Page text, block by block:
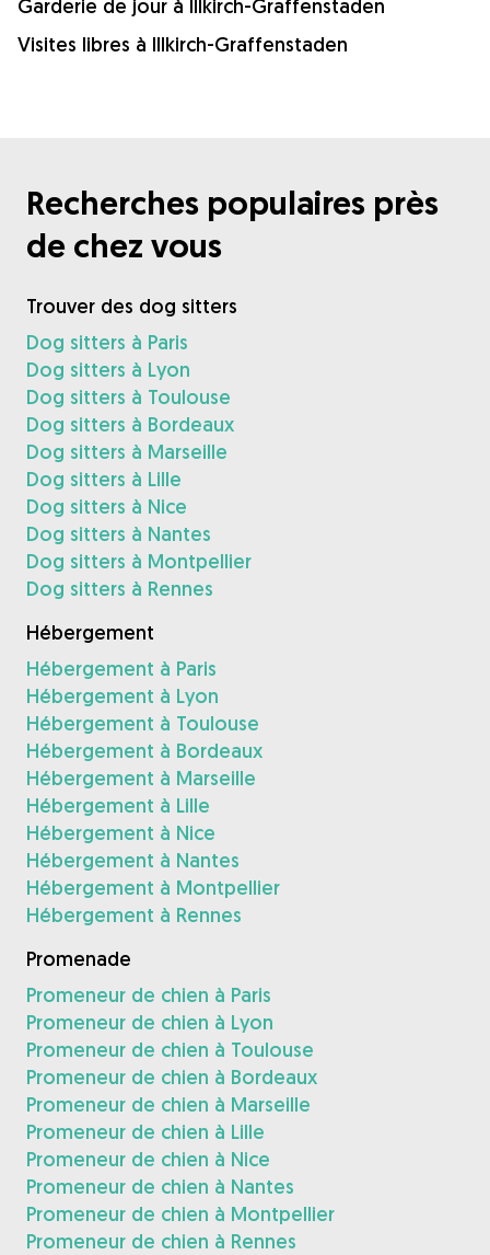
Garderie de jour à Illkirch-Graffenstaden
Visites libres à Illkirch-Graffenstaden
Recherches populaires près
de chez vous
Trouver des dog sitters
Dog sitters à Paris
Dog sitters à Lyon
Dog sitters à Toulouse
Dog sitters à Bordeaux
Dog sitters à Marseille
Dog sitters à Lille
Dog sitters à Nice
Dog sitters à Nantes
Dog sitters à Montpellier
Dog sitters à Rennes
Hébergement
Hébergement à Paris
Hébergement à Lyon
Hébergement à Toulouse
Hébergement à Bordeaux
Hébergement à Marseille
Hébergement à Lille
Hébergement à Nice
Hébergement à Nantes
Hébergement à Montpellier
Hébergement à Rennes
Promenade
Promeneur de chien à Paris
Promeneur de chien à Lyon
Promeneur de chien à Toulouse
Promeneur de chien à Bordeaux
Promeneur de chien à Marseille
Promeneur de chien à Lille
Promeneur de chien à Nice
Promeneur de chien à Nantes
Promeneur de chien à Montpellier
Promeneur de chien à Rennes